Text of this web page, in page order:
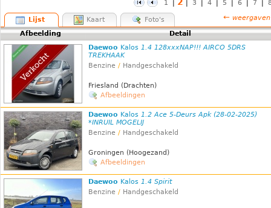
1
| | 3 | 4 | 5 | 6 | 7 |
Lijst Kaart Foto's ← weergaven
Afbeelding
Detail
Daewoo Kalos 1.4 128xxxNAP!!! AIRCO 5DRS
TREKHAAK
Benzine / Handgeschakeld
Friesland (Drachten)
Afbeeldingen
Daewoo Kalos 1.2 Ace 5-Deurs Apk (28-02-2025)
*INRUIL MOGELIJ
Benzine / Handgeschakeld
Groningen (Hoogezand)
Afbeeldingen
Daewoo Kalos 1.4 Spirit
Benzine / Handgeschakeld